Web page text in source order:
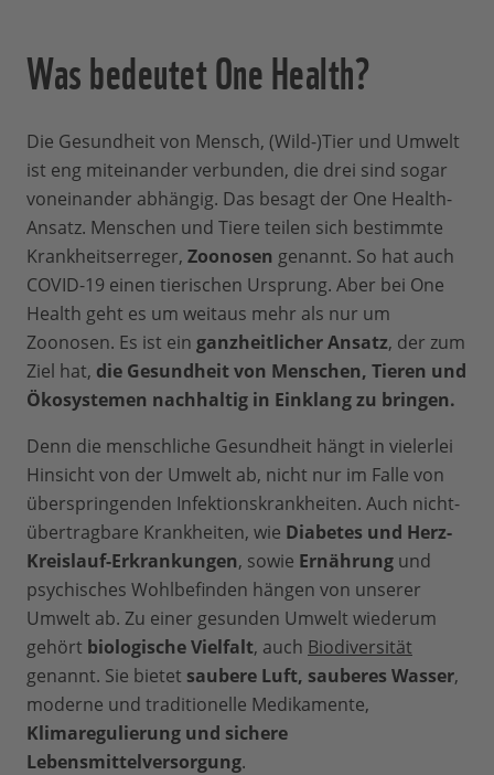
Was bedeutet One Health?
Die Gesundheit von Mensch, (Wild-)Tier und Umwelt
ist eng miteinander verbunden, die drei sind sogar
voneinander abhängig. Das besagt der One Health-
Ansatz. Menschen und Tiere teilen sich bestimmte
Krankheitserreger, Zoonosen genannt. So hat auch
COVID-19 einen tierischen Ursprung. Aber bei One
Health geht es um weitaus mehr als nur um
Zoonosen. Es ist ein ganzheitlicher Ansatz, der zum
Ziel hat, die Gesundheit von Menschen, Tieren und
Ökosystemen nachhaltig in Einklang zu bringen.
Denn die menschliche Gesundheit hängt in vielerlei
Hinsicht von der Umwelt ab, nicht nur im Falle von
überspringenden Infektionskrankheiten. Auch nicht-
übertragbare Krankheiten, wie Diabetes und Herz-
Kreislauf-Erkrankungen, sowie Ernährung und
psychisches Wohlbefinden hängen von unserer
Umwelt ab. Zu einer gesunden Umwelt wiederum
gehört biologische Vielfalt, auch Biodiversität
genannt. Sie bietet saubere Luft, sauberes Wasser,
moderne und traditionelle Medikamente,
Klimaregulierung und sichere
Lebensmittelversorgung.